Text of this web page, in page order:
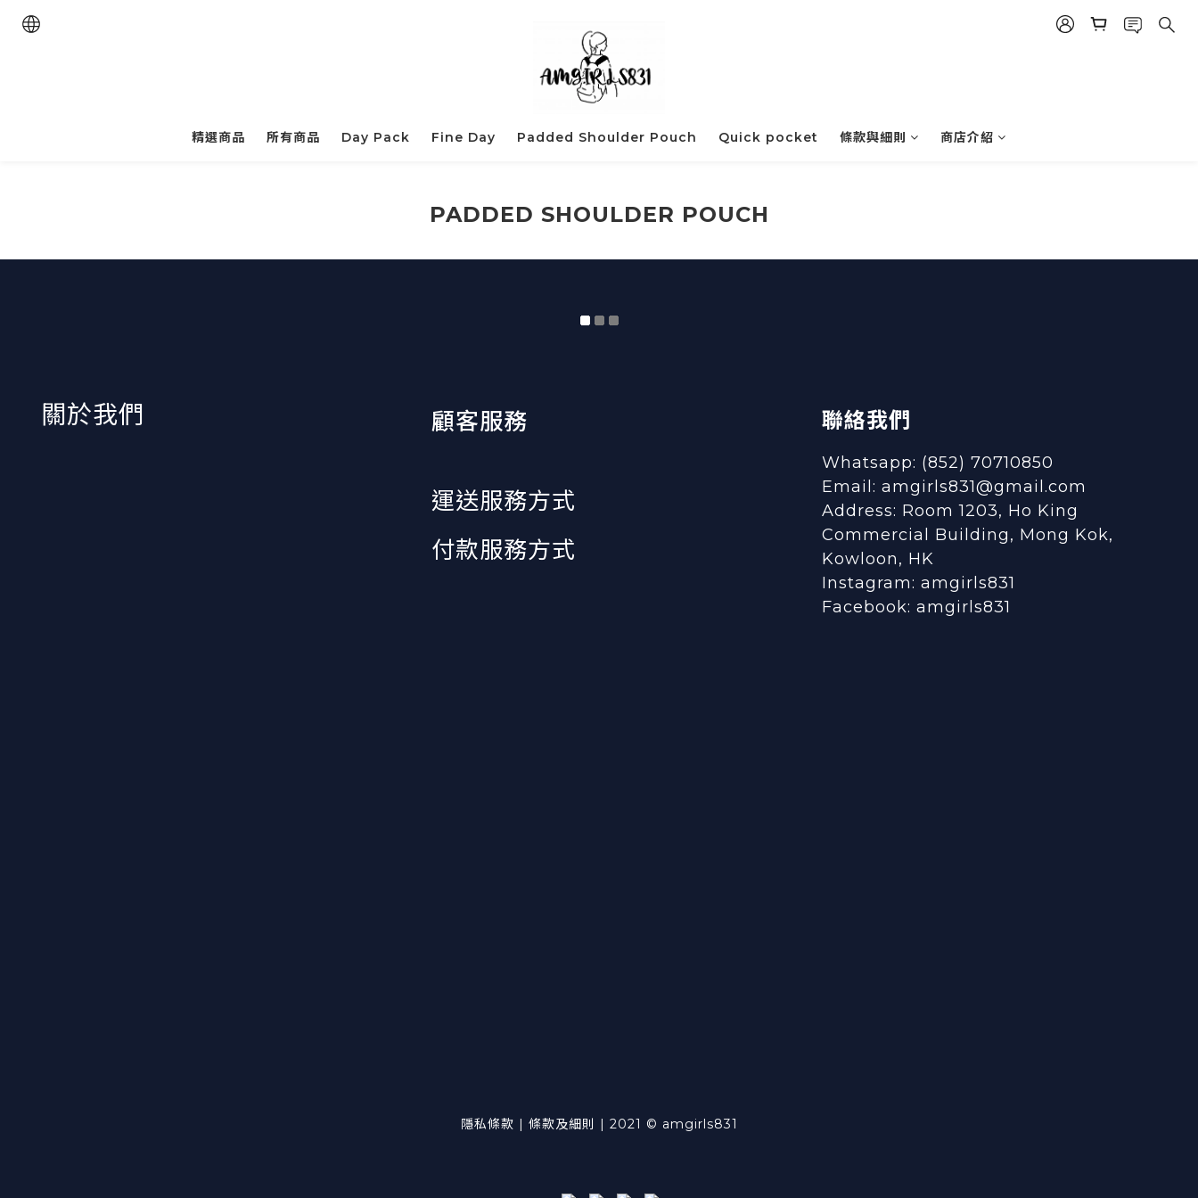
精選商品 所有商品 Day Pack Fine Day Padded Shoulder Pouch Quick pocket 條款與細則 商店介紹
PADDED SHOULDER POUCH
​關於我們 顧客服務
運送服務方式
付款服務方式
聯絡我們
Whatsapp: (852) 70710850
Email: amgirls831@gmail.com
Address: Room 1203, Ho King
Commercial Building, Mong Kok,
Kowloon, HK
Instagram: amgirls831
Facebook: amgirls831
隱私條款 | 條款及細則 | 2021 © amgirls831